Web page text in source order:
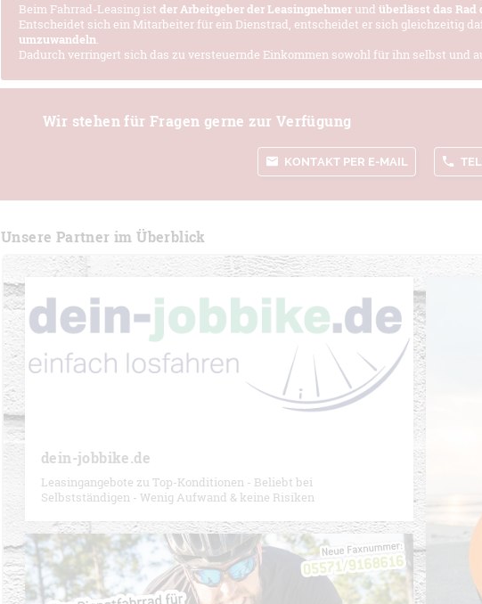
Beim Fahrrad-Leasing ist der Arbeitgeber der Leasingnehmerund überlässt das
Entscheidet sich ein Mitarbeiter für ein Dienstrad, entscheidet er sich gleichzeitig
umzuwandeln.
Dadurch verringert sich das zu versteuernde Einkommen sowohl für ihn selbst und
Wir stehen für Fragen gerne zur Verfügung
KONTAKT PER E-MAIL
Unsere Partner im Überblick
dein-jobbike.de
Leasingangebote zu Top-Konditionen - Beliebt bei
Selbstständigen - Wenig Aufwand & keine Risiken